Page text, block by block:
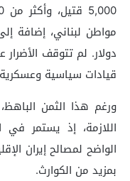
دولار. لم تتوقف
قيادات سياسية
ورغم هذا الثمن
اللازمة، إذ يستمر في
الواضح لمصالح إيران
بمزيد من الكوارث.